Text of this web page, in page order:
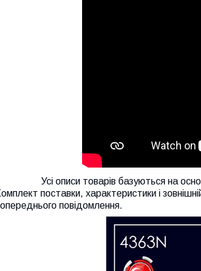
описи товарів базуються на основі
поставки, характеристики і
повідомлення.